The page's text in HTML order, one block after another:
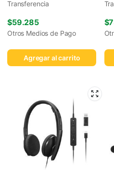
Transferencia
$59.285
Otros Medios de Pago
Agregar al carrito
$